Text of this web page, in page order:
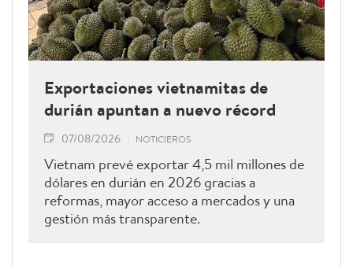
Exportaciones vietnamitas de
durián apuntan a nuevo récord
07/08/2026 NOTICIEROS
Vietnam prevé exportar 4,5 mil millones de
dólares en durián en 2026 gracias a
reformas, mayor acceso a mercados y una
gestión más transparente.